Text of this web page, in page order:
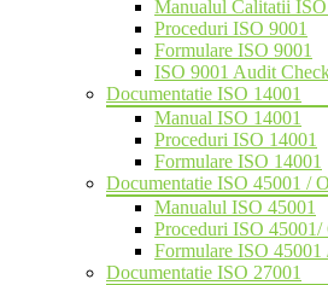
Manualul Calitatii
Proceduri ISO 9001
Formulare ISO 9001
ISO 9001 Audit
Documentatie ISO 14001
Manual ISO 14001
Proceduri ISO 14001
Formulare ISO 14001
Documentatie ISO 45001 /
Manualul ISO 45001
Proceduri ISO
Formulare ISO
Documentatie ISO 27001